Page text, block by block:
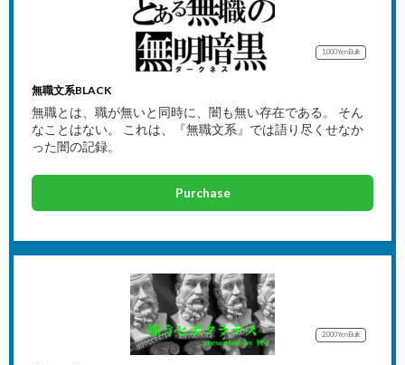
1,000YenBulk
無職文系BLACK
無職とは、職が無いと同時に、闇も無い存在である。 そん
なことはない。 これは、『無職文系』では語り尽くせなか
った闇の記録。
Purchase
2,000YenBulk